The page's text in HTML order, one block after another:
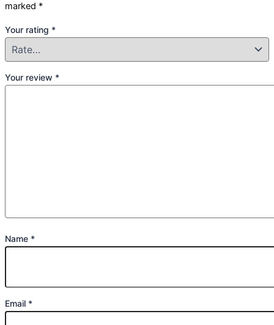
marked *
Your rating *
Your review *
Name *
Email *